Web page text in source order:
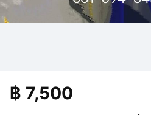
฿ 7,500